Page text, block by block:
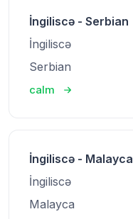
İngiliscə - Serbian
İngiliscə
Serbian
calm
İngiliscə - Malayca
İngiliscə
Malayca